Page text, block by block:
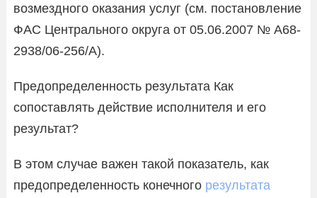
возмездного оказания услуг (см. постановление
ФАС Центрального округа от 05.06.2007 № А68-
2938/06-256/А).
Предопределенность результата Как
сопоставлять действие исполнителя и его
результат?
В этом случае важен такой показатель, как
предопределенность конечного результата